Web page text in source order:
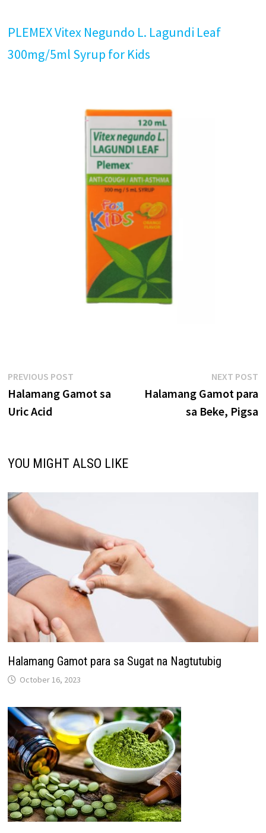
PLEMEX Vitex Negundo L. Lagundi Leaf
300mg/5ml Syrup for Kids
Post
navigation
PREVIOUS POSTPrevious
post:
Halamang Gamot sa
Uric Acid
NEXT POST
Halamang Gamot para
sa Beke, Pigsa
YOU MIGHT ALSO LIKE
Halamang Gamot para sa Sugat na Nagtutubig
October 16, 2023